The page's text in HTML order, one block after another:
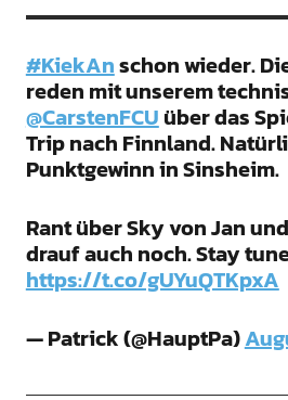
#KiekAnschon wieder.
reden mit unserem
@CarstenFCUüber das
Trip nach Finnland.
Punktgewinn in Sinsheim.
Rant über Sky von Jan
drauf auch noch. Stay
https://t.co/gUYuQTKpxA
— Patrick (@HauptPa)